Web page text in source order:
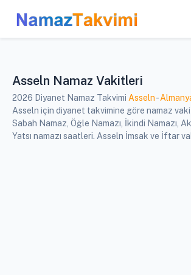
Asseln Namaz Vakitleri
2026 Diyanet Namaz Takvimi Asseln-
Asseln için diyanet takvimine göre namaz
Sabah Namaz, Öğle Namazı, İkindi Namazı,
Yatsı namazı saatleri. Asseln İmsak ve İftar